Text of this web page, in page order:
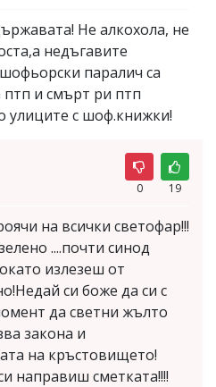
Не алкохола, не
недъгавите
паралич са
и смърт ри птп
улиците с шоф.книжки!
0 19
на всички светофар!!!
....почти синод
излезеш от
си боже да си с
да светни жълто
закона и
на кръстовището!
направиш сметката!!!!